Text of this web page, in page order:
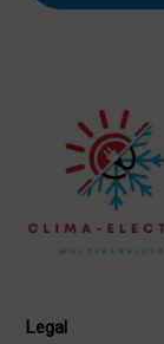
Legal